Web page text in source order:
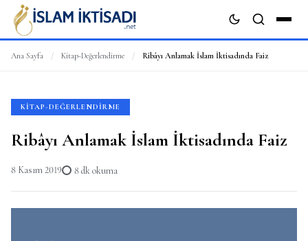
Ana Sayfa / Kitap-Değerlendirme / Ribâyı Anlamak İslam İktisadında Faiz
KITAP-DEĞERLENDIRME
Ribâyı Anlamak İslam İktisadında Faiz
8 Kasım 2019 8 dk okuma